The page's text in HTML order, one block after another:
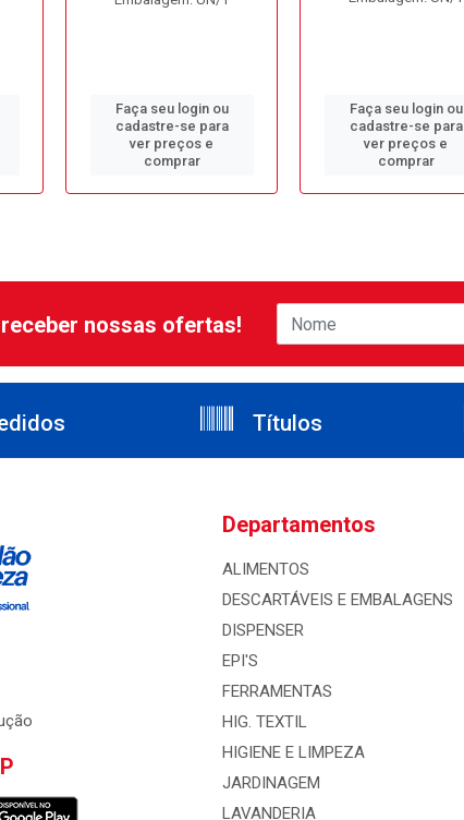
Faça seu login ou
cadastre-se para
ver preços e
comprar
Faça seu login ou
cadastre-se para
ver preços e
comprar
nossas ofertas!
Títulos
Departamentos
ALIMENTOS
DESCARTÁVEIS E EMBALAGENS
DISPENSER
EPI'S
FERRAMENTAS
HIG. TEXTIL
HIGIENE E LIMPEZA
JARDINAGEM
LAVANDERIA